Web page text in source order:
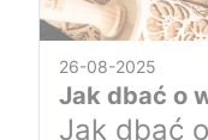
26-08-2025
Jak dbać o
Jak dbać